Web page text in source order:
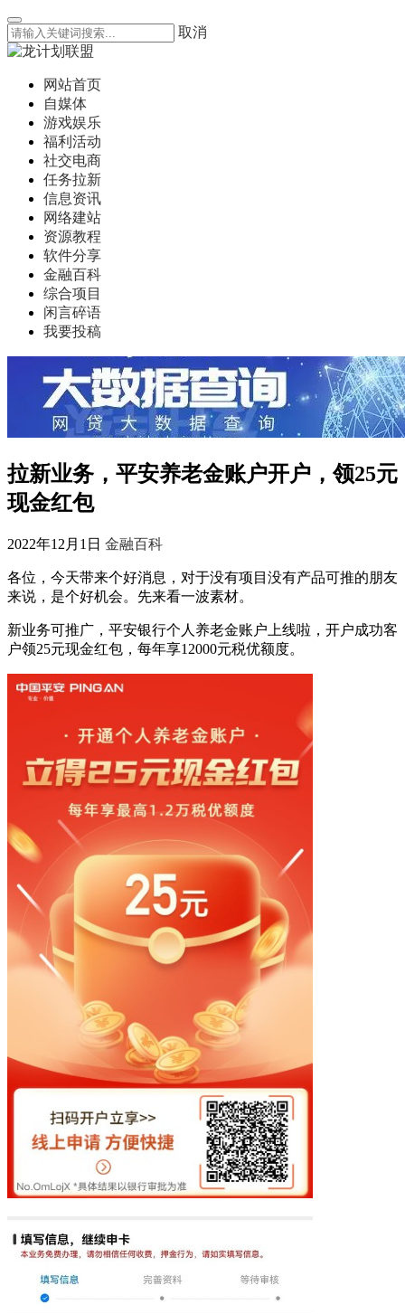
取消
网站首页
自媒体
游戏娱乐
福利活动
社交电商
任务拉新
信息资讯
网络建站
资源教程
软件分享
金融百科
综合项目
闲言碎语
我要投稿
拉新业务，平安养老金账户开户，领25元
现金红包
2022年12月1日 金融百科
各位，今天带来个好消息，对于没有项目没有产品可推的朋友
来说，是个好机会。先来看一波素材。
新业务可推广，平安银行个人养老金账户上线啦，开户成功客
户领25元现金红包，每年享12000元税优额度。